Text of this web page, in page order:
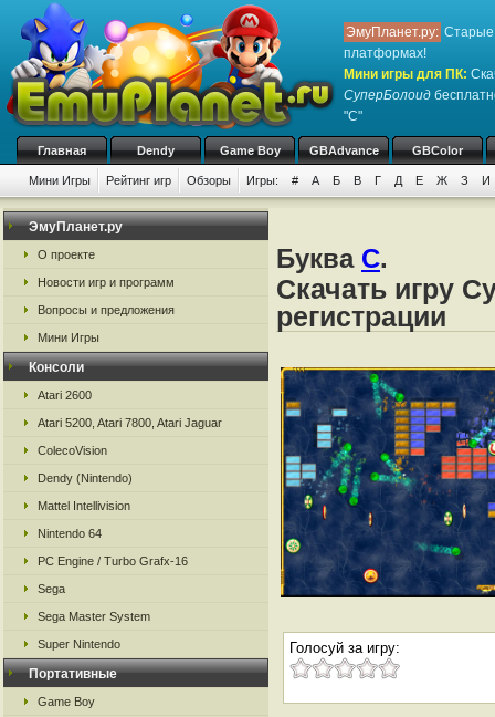
ЭмуПланет.ру: Старые
платформах!
Мини игры для ПК:
СуперБолоид
"С"
Главная Dendy Game Boy GBAdvance GBColor
Мини Игры Рейтинг игр Обзоры Игры: # А Б В Г Д Е Ж З И
ЭмуПланет.ру
О проекте
Новости игр и программ
Вопросы и предложения
Мини Игры
Консоли
Atari 2600
Atari 5200, Atari 7800, Atari Jaguar
ColecoVision
Dendy (Nintendo)
Mattel Intellivision
Nintendo 64
PC Engine / Turbo Grafx-16
Sega
Sega Master System
Super Nintendo
Портативные
Game Boy
Буква С.
Скачать игру
регистрации
Голосуй за игру: